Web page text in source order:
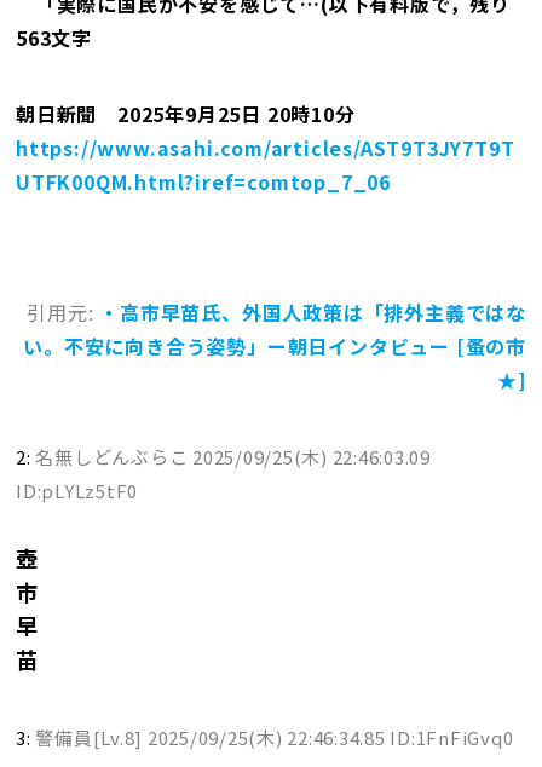
563文字
朝日新聞 2025年9月25日 20時10分
https://www.asahi.com/articles/AST9T3JY7T9T
UTFK00QM.html?iref=comtop_7_06
引用元: ・高市早苗氏、外国人政策は「排外主義ではな
い。不安に向き合う姿勢」ー朝日インタビュー [蚤の市
★]
2:名無しどんぶらこ 2025/09/25(木) 22:46:03.09
ID:pLYLz5tF0
壺
市
早
苗
3: 警備員[Lv.8] 2025/09/25(木) 22:46:34.85 ID:1FnFiGvq0